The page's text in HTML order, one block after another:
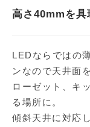
高さ40mmを具
LEDならではの
ンなので天井面
ローゼット、キ
る場所に。
傾斜天井に対応